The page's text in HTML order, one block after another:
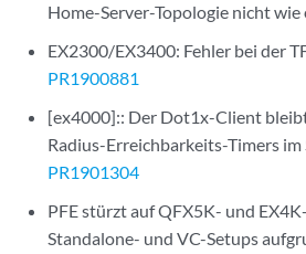
Home-Server-Topologie nicht
EX2300/EX3400: Fehler bei der
PR1900881
[ex4000]:: Der Dot1x-Client
Radius-Erreichbarkeits-Timers
PR1901304
PFE stürzt auf QFX5K- und
Standalone- und VC-Setups